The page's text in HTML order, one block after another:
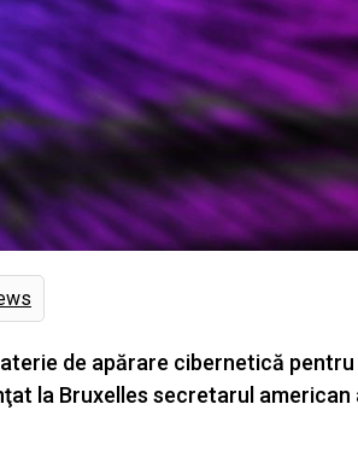
de apărare cibernetică pentru
la Bruxelles secretarul american